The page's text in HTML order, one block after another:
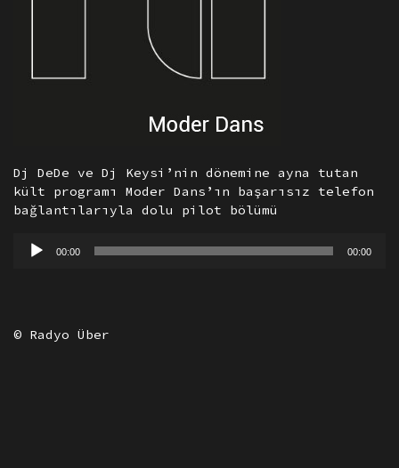
Dj DeDe ve Dj Keysi’nin dönemine ayna tutan
kült programı Moder Dans’ın başarısız telefon
bağlantılarıyla dolu pilot bölümü
Ses
oynatıcı
00:00 00:00
© Radyo Über